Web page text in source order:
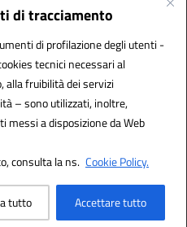
di tracciamento
di profilazione degli utenti -
tecnici necessari al
fruibilità dei servizi
– sono utilizzati, inoltre,
a disposizione da Web
consulta la ns. Cookie Policy.
tutto Accettare tutto
- Castellammare di Stabia
- PEC:
- Codice iPA: istsc_naic847006 -
elettronica (CUF):
by 3D Solution S.r.l.
by Designers Italia